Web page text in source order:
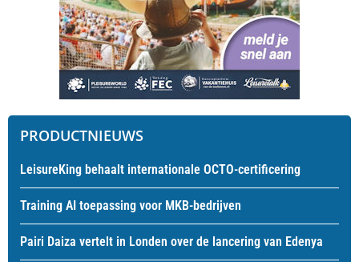
PRODUCTNIEUWS
LeisureKing behaalt internationale OCTO-certificering
Training AI toepassing voor MKB-bedrijven
Pairi Daiza vertelt in Londen over de lancering van Edenya